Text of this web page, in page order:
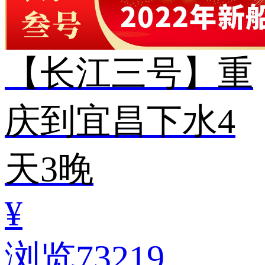
【长江三号】重
庆到宜昌下水4
天3晚
¥